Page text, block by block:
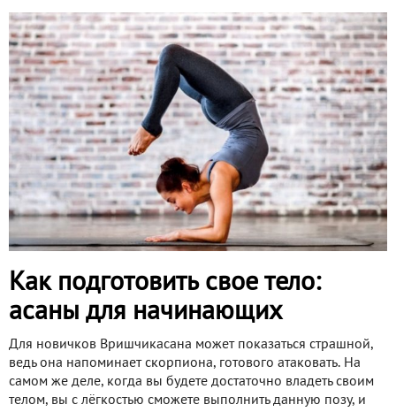
Как подготовить свое тело:
асаны для начинающих
Для новичков Вришчикасана может показаться страшной,
ведь она напоминает скорпиона, готового атаковать. На
самом же деле, когда вы будете достаточно владеть своим
телом, вы с лёгкостью сможете выполнить данную позу, и